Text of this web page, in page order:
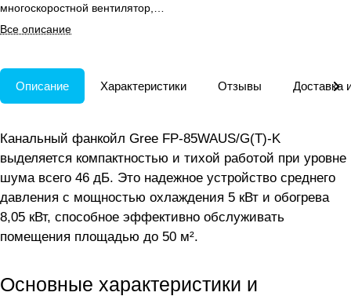
многоскоростной вентилятор,
дренажный поддон и левые/
правые подключения.
Все описание
Описание Характеристики Отзывы Доставка
Канальный фанкойл Gree FP-85WAUS/G(T)-K
выделяется компактностью и тихой работой при уровне
шума всего 46 дБ. Это надежное устройство среднего
давления с мощностью охлаждения 5 кВт и обогрева
8,05 кВт, способное эффективно обслуживать
помещения площадью до 50 м².
Основные характеристики и